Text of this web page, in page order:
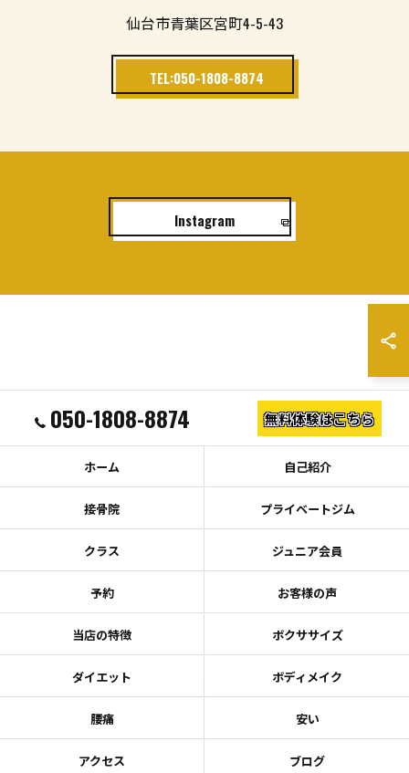
仙台市青葉区宮町4-5-43
TEL:050-1808-8874
Instagram
050-1808-8874 無料体験はこちら
ホーム 自己紹介
接骨院 プライベートジム
クラス ジュニア会員
予約 お客様の声
当店の特徴 ボクササイズ
ダイエット ボディメイク
腰痛 安い
アクセス ブログ